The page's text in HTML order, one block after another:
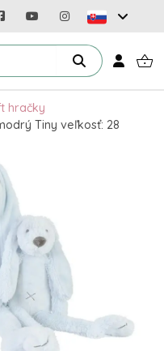
hračky
Tiny veľkosť: 28